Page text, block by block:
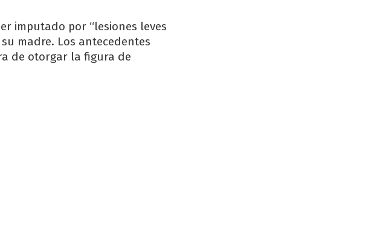
imputado por “lesiones leves
madre. Los antecedentes
de otorgar la figura de